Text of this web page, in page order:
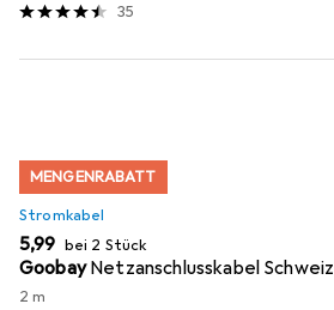
35
MENGENRABATT
Stromkabel
EUR
5,99 bei 2 Stück
Goobay Netzanschlusskabel Schweiz
2 m